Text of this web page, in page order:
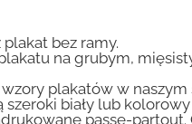
plakat bez ramy.
na grubym,
plakatów w naszym
szeroki biały lub
passe-partout.